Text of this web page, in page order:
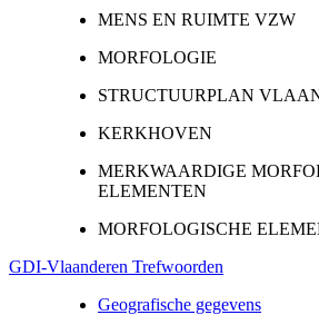
MENS EN RUIMTE VZW
MORFOLOGIE
STRUCTUURPLAN
KERKHOVEN
MERKWAARDIGE
ELEMENTEN
MORFOLOGISCHE
GDI-Vlaanderen Trefwoorden
Geografische gegevens